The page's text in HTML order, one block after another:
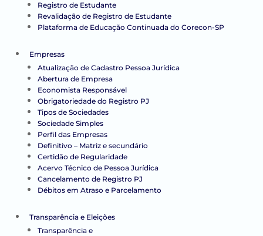
Registro de Estudante
Revalidação de Registro de Estudante
Plataforma de Educação Continuada do Corecon-SP
Empresas
Atualização de Cadastro Pessoa Jurídica
Abertura de Empresa
Economista Responsável
Obrigatoriedade do Registro PJ
Tipos de Sociedades
Sociedade Simples
Perfil das Empresas
Definitivo – Matriz e secundário
Certidão de Regularidade
Acervo Técnico de Pessoa Jurídica
Cancelamento de Registro PJ
Débitos em Atraso e Parcelamento
Transparência e Eleições
Transparência e